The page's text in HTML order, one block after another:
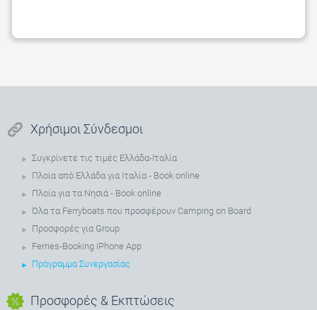
Χρήσιμοι Σύνδεσμοι
Συγκρίνετε τις τιμές Ελλάδα-Ιταλία
Πλοία από Ελλάδα για Ιταλία - Book online
Πλοία για τα Νησιά - Book online
Όλα τα Ferryboats που προσφέρουν Camping on Board
Προσφορές για Group
Ferries-Booking iPhone App
Πρόγραμμα Συνεργασίας
Προσφορές & Εκπτώσεις